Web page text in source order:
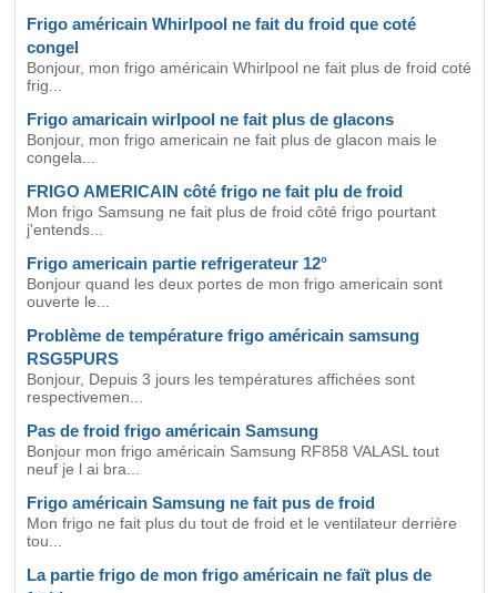
Frigo américain Whirlpool ne fait du froid que coté
congel
Bonjour, mon frigo américain Whirlpool ne fait plus de froid coté
frig...
Frigo amaricain wirlpool ne fait plus de glacons
Bonjour, mon frigo americain ne fait plus de glacon mais le
congela...
FRIGO AMERICAIN côté frigo ne fait plu de froid
Mon frigo Samsung ne fait plus de froid côté frigo pourtant
j'entends...
Frigo americain partie refrigerateur 12°
Bonjour quand les deux portes de mon frigo americain sont
ouverte le...
Problème de température frigo américain samsung
RSG5PURS
Bonjour, Depuis 3 jours les températures affichées sont
respectivemen...
Pas de froid frigo américain Samsung
Bonjour mon frigo américain Samsung RF858 VALASL tout
neuf je l ai bra...
Frigo américain Samsung ne fait pus de froid
Mon frigo ne fait plus du tout de froid et le ventilateur derrière
tou...
La partie frigo de mon frigo américain ne faït plus de